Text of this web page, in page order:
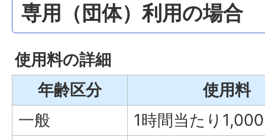
専用（団体）利用の場合
使用料の詳細
年齢区分
使用料
一般
1時間当たり